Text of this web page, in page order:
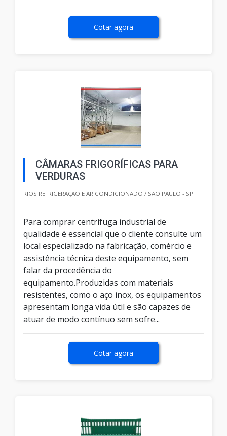
Cotar agora
CÂMARAS FRIGORÍFICAS PARA
VERDURAS
RIOS REFRIGERAÇÃO E AR CONDICIONADO / SÃO PAULO - SP
Para comprar centrífuga industrial de
qualidade é essencial que o cliente consulte um
local especializado na fabricação, comércio e
assistência técnica deste equipamento, sem
falar da procedência do
equipamento.Produzidas com materiais
resistentes, como o aço inox, os equipamentos
apresentam longa vida útil e são capazes de
atuar de modo contínuo sem sofre...
Cotar agora